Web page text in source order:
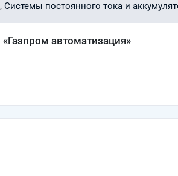
, Системы постоянного тока и
автоматизация»